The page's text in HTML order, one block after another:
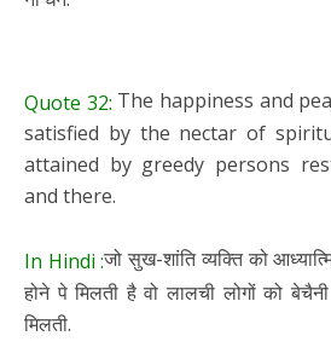
Quote 32: The happiness and
satisfied by the nectar of
attained by greedy persons
and there.
In Hindi :जो सुख-शांति व्यक्ति को
होने पे मिलती है वो लालची लोगों को
मिलती.